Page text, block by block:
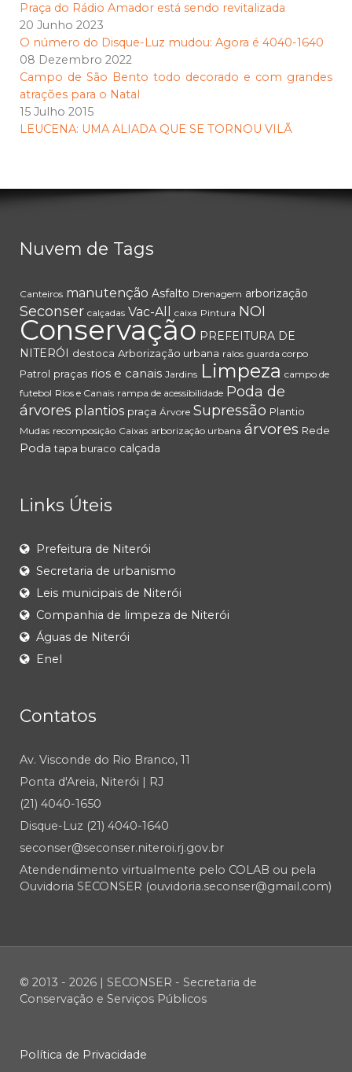
Praça do Rádio Amador está sendo revitalizada
20 Junho 2023
O número do Disque-Luz mudou: Agora é 4040-1640
08 Dezembro 2022
Campo de São Bento todo decorado e com grandes
atrações para o Natal
15 Julho 2015
LEUCENA: UMA ALIADA QUE SE TORNOU VILÃ
Nuvem de Tags
Canteiros manutenção Asfalto Drenagem arborização
Seconser calçadas Vac-All caixa Pintura NOI
Conservação PREFEITURA DE
NITERÓI
destoca Arborização urbana ralos guarda corpo
Patrol praças rios e canais Jardins Limpeza campo de
futebol Rios e Canais rampa de acessibilidade Poda de
árvores plantios praça Árvore Supressão Plantio
Mudas recomposição Caixas arborização urbana árvores Rede
Poda tapa buraco calçada
Links Úteis
Prefeitura de Niterói
Secretaria de urbanismo
Leis municipais de Niterói
Companhia de limpeza de Niterói
Águas de Niterói
Enel
Contatos
Av. Visconde do Rio Branco, 11
Ponta d'Areia, Niterói | RJ
(21) 4040-1650
Disque-Luz (21) 4040-1640
seconser@seconser.niteroi.rj.gov.br
Atendendimento virtualmente pelo COLAB ou pela
Ouvidoria SECONSER (ouvidoria.seconser@gmail.com)
© 2013 - 2026 | SECONSER - Secretaria de
Conservação e Serviços Públicos
Política de Privacidade